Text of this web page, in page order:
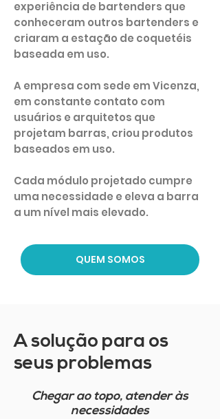
experiência de bartenders que
conheceram outros bartenders e
criaram a estação de coquetéis
baseada em uso.
A empresa com sede em Vicenza,
em constante contato com
usuários e arquitetos que
projetam barras, criou produtos
baseados em uso.
Cada módulo projetado cumpre
uma necessidade e eleva a barra
a um nível mais elevado.
QUEM SOMOS
A solução para os
seus problemas
Chegar ao topo, atender às
necessidades